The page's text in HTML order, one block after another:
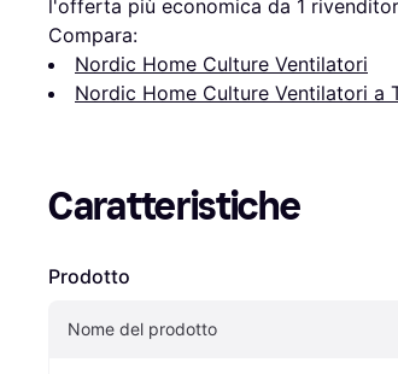
l'offerta più economica da 1
Compara:
Nordic Home Culture Ventilatori
Nordic Home Culture Ventilatori a
Caratteristiche
Prodotto
Nome del prodotto